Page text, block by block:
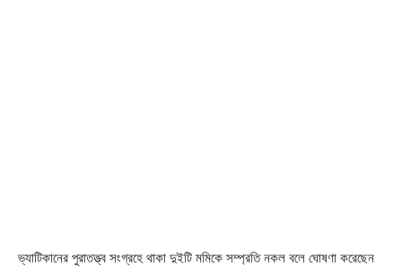
ভ্যাটিকানের পুরাতত্ত্ব সংগ্রহে থাকা দুইটি মমিকে সম্প্রতি নকল বলে ঘোষণা করেছেন